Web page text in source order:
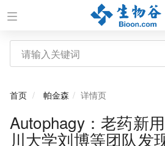
首页 帕金森 详情页
Autophagy：老药新
川大学刘博等团队发